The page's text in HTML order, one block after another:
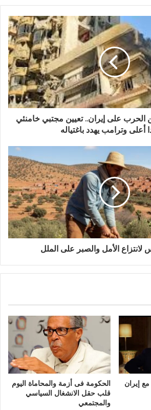
الحرب على إيران.. تعيين مجتبي خامنئي
أعلى وترامب يهدد باغتياله
لانتزاع الأمل والصبر على الملل
إيران
الحكومة فى أزمة والمحاماة اليوم
قلب حقل الانشغال السياسي
والمجتمعي